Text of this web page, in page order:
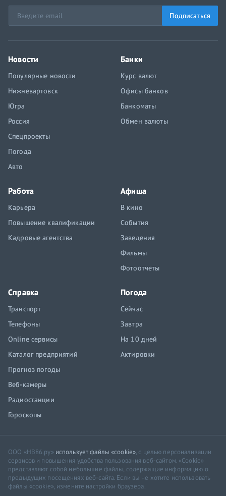
Подписаться
Новости
Популярные новости
Нижневартовск
Югра
Россия
Спецпроекты
Погода
Авто
Банки
Курс валют
Офисы банков
Банкоматы
Обмен валюты
Работа
Карьера
Повышение квалификации
Кадровые агентства
Афиша
В кино
События
Заведения
Фильмы
Фотоотчеты
Справка
Транспорт
Телефоны
Online сервисы
Каталог предприятий
Прогноз погоды
Веб-камеры
Радиостанции
Гороскопы
Погода
Сейчас
Завтра
На 10 дней
Актировки
ООО «НВ86.ру» использует файлы «cookie», с целью персонализации
сервисов и повышения удобства пользования веб-сайтом. «Cookie»
представляют собой небольшие файлы, содержащие информацию о
предыдущих посещениях веб-сайта. Если вы не хотите использовать
файлы «cookie», измените настройки браузера.